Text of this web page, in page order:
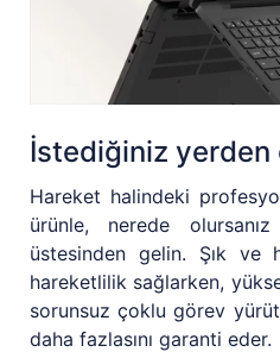
İstediğiniz yerden
Hareket halindeki
ürünle, nerede
üstesinden gelin. Şık ve
hareketlilik sağlarken,
sorunsuz çoklu görev
daha fazlasını garanti eder.